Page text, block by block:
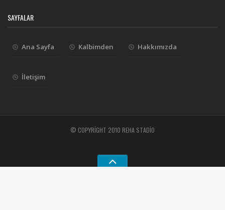
SAYFALAR
Ana Sayfa Kalbimden Hakkımızda
İletişim
© COPYRIGHT 2010 REHA STADIO